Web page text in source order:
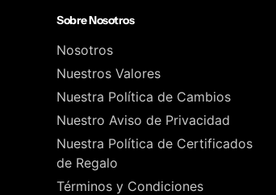
Sobre Nosotros
Nosotros
Nuestros Valores
Nuestra Política de Cambios
Nuestro Aviso de Privacidad
Nuestra Política de Certificados
de Regalo
Términos y Condiciones